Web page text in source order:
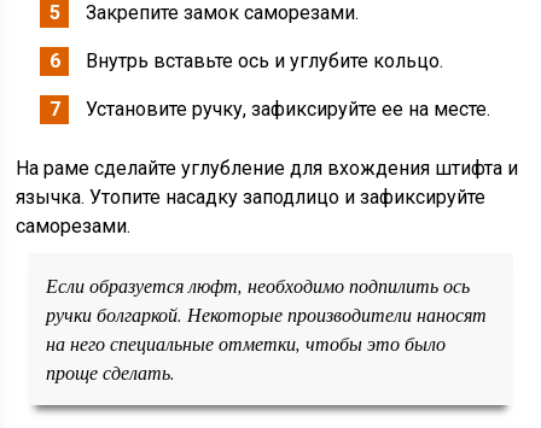
Закрепите замок саморезами.
Внутрь вставьте ось и углубите кольцо.
Установите ручку, зафиксируйте ее на месте.
На раме сделайте углубление для вхождения штифта и
язычка. Утопите насадку заподлицо и зафиксируйте
саморезами.
Если образуется люфт, необходимо подпилить ось
ручки болгаркой. Некоторые производители наносят
на него специальные отметки, чтобы это было
проще сделать.